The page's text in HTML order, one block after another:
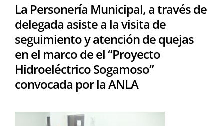
La Personería Municipal, a través de
delegada asiste a la visita de
seguimiento y atención de quejas
en el marco de el “Proyecto
Hidroeléctrico Sogamoso”
convocada por la ANLA